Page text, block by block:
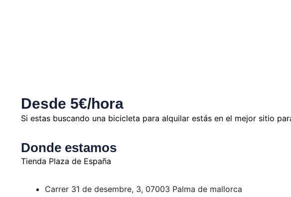
Desde 5€/hora
Si estas buscando una bicicleta para alquilar estás en el mejor sitio
Donde estamos
Tienda Plaza de España
Carrer 31 de desembre, 3, 07003 Palma de mallorca